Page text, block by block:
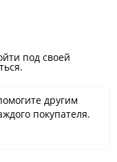
под своей
другим
покупателя.